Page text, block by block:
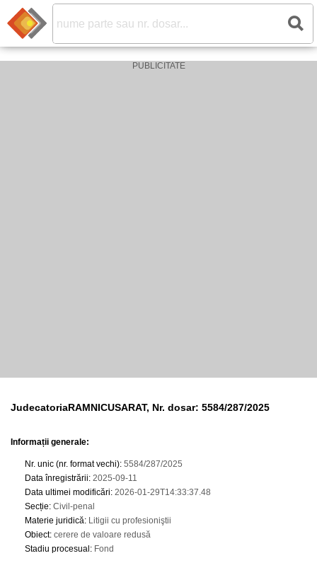
JudecatoriaRAMNICUSARAT, Nr. dosar: 5584/287/2025
Informații generale:
Nr. unic (nr. format vechi): 5584/287/2025
Data înregistrării: 2025-09-11
Data ultimei modificări: 2026-01-29T14:33:37.48
Secție: Civil-penal
Materie juridică: Litigii cu profesioniştii
Obiect: cerere de valoare redusă
Stadiu procesual : Fond